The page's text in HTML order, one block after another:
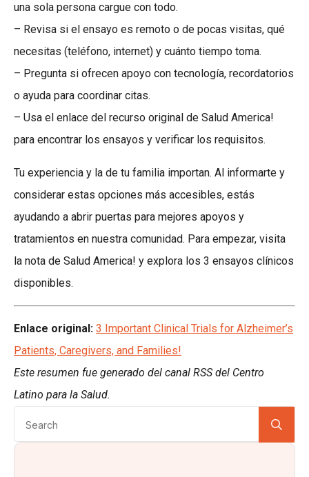
una sola persona cargue con todo.
– Revisa si el ensayo es remoto o de pocas visitas, qué
necesitas (teléfono, internet) y cuánto tiempo toma.
– Pregunta si ofrecen apoyo con tecnología, recordatorios
o ayuda para coordinar citas.
– Usa el enlace del recurso original de Salud America!
para encontrar los ensayos y verificar los requisitos.
Tu experiencia y la de tu familia importan. Al informarte y
considerar estas opciones más accesibles, estás
ayudando a abrir puertas para mejores apoyos y
tratamientos en nuestra comunidad. Para empezar, visita
la nota de Salud America! y explora los 3 ensayos clínicos
disponibles.
Enlace original: 3 Important Clinical Trials for Alzheimer’s
Patients, Caregivers, and Families!
Este resumen fue generado del canal RSS del Centro
Latino para la Salud.